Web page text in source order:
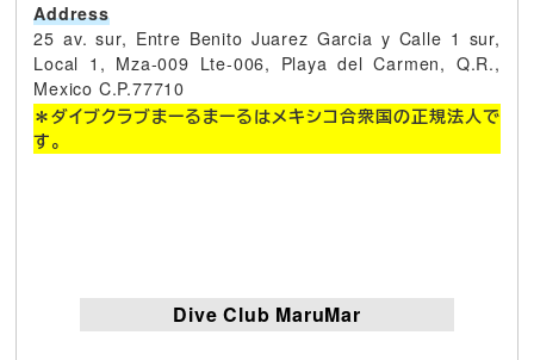
Address
25 av. sur, Entre Benito Juarez Garcia y Calle 1 sur,
Local 1, Mza-009 Lte-006, Playa del Carmen, Q.R.,
Mexico C.P.77710
＊ダイブクラブまーるまーるはメキシコ合衆国の正規法人で
す。
Dive Club MaruMar